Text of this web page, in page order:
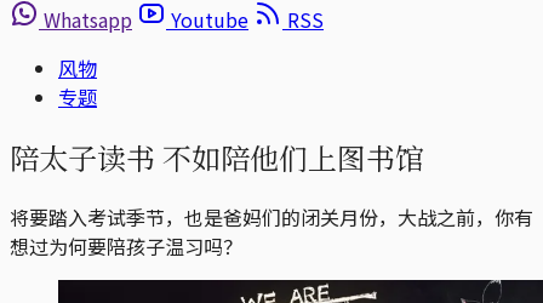
Whatsapp
Youtube
RSS
风物
专题
陪太子读书 不如陪他们上图书馆
将要踏入考试季节，也是爸妈们的闭关月份，大战之前，你有
想过为何要陪孩子温习吗？